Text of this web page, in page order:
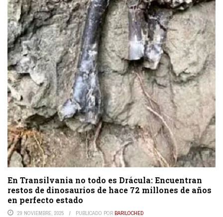
En Transilvania no todo es Drácula: Encuentran
restos de dinosaurios de hace 72 millones de años
en perfecto estado
29 NOVIEMBRE, 2025 PUBLICADO POR BARILOCHED